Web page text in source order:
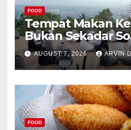
FOOD
Tempat Makan
Bukan Sekadar
AUGUST 7, 2026 ARVIN
FOOD